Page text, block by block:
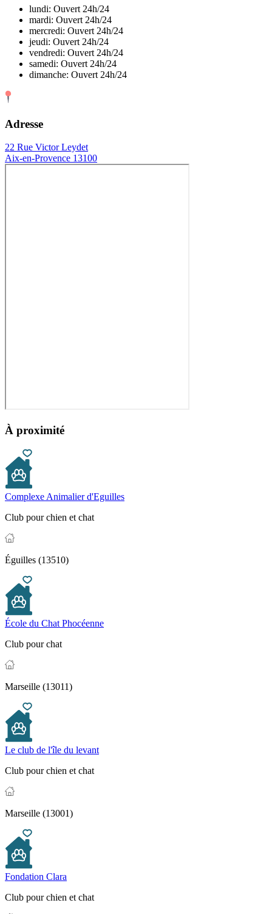
lundi: Ouvert 24h/24
mardi: Ouvert 24h/24
mercredi: Ouvert 24h/24
jeudi: Ouvert 24h/24
vendredi: Ouvert 24h/24
samedi: Ouvert 24h/24
dimanche: Ouvert 24h/24
Adresse
22 Rue Victor Leydet
Aix-en-Provence 13100
À proximité
Complexe Animalier d'Eguilles
Club pour chien et chat
Éguilles (13510)
École du Chat Phocéenne
Club pour chat
Marseille (13011)
Le club de l'île du levant
Club pour chien et chat
Marseille (13001)
Fondation Clara
Club pour chien et chat